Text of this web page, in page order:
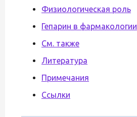
Физиологическая роль
Гепарин в фармакологии
См. также
Литература
Примечания
Ссылки